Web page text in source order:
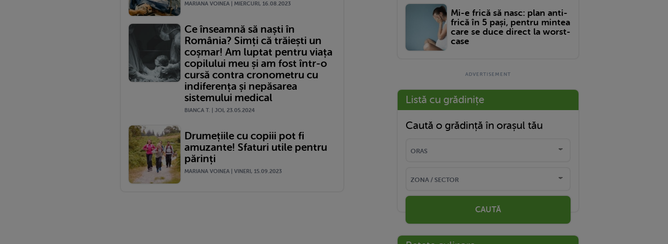
MARIANA VOINEA | MIERCURI, 16.08.2023
Ce înseamnă să naști în
România? Simți că trăiești un
coșmar! Am luptat pentru viața
copilului meu și am fost într-o
cursă contra cronometru cu
indiferența și nepăsarea
sistemului medical
BIANCA T. | JOI, 23.05.2024
Drumețiile cu copiii pot fi
amuzante! Sfaturi utile pentru
părinți
MARIANA VOINEA | VINERI, 15.09.2023
Mi-e frică să nasc: plan anti-
frică în 5 pași, pentru mintea
care se duce direct la worst-
case
Listă cu grădinițe
Caută o grădință în orașul tău
CAUTĂ